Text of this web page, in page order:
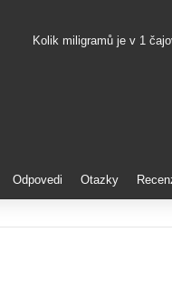
Kolik miligramů je v 1
Odpovedi Otazky